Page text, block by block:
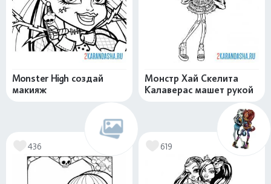
Monster High создай
макияж
Монстр Хай Скелита
Калаверас машет рукой
436 619